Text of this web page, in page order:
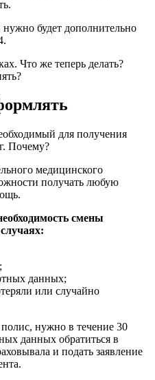
будет дополнительно
Что же теперь делать?
для получения
Почему?
медицинского
получать любую
смены
данных;
или случайно
нужно в течение 30
данных обратиться в
и подать заявление